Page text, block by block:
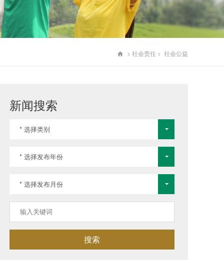
 > 社会责任 > 社会公益
新闻搜索
* 选择类别
* 选择发布年份
* 选择发布月份
搜索